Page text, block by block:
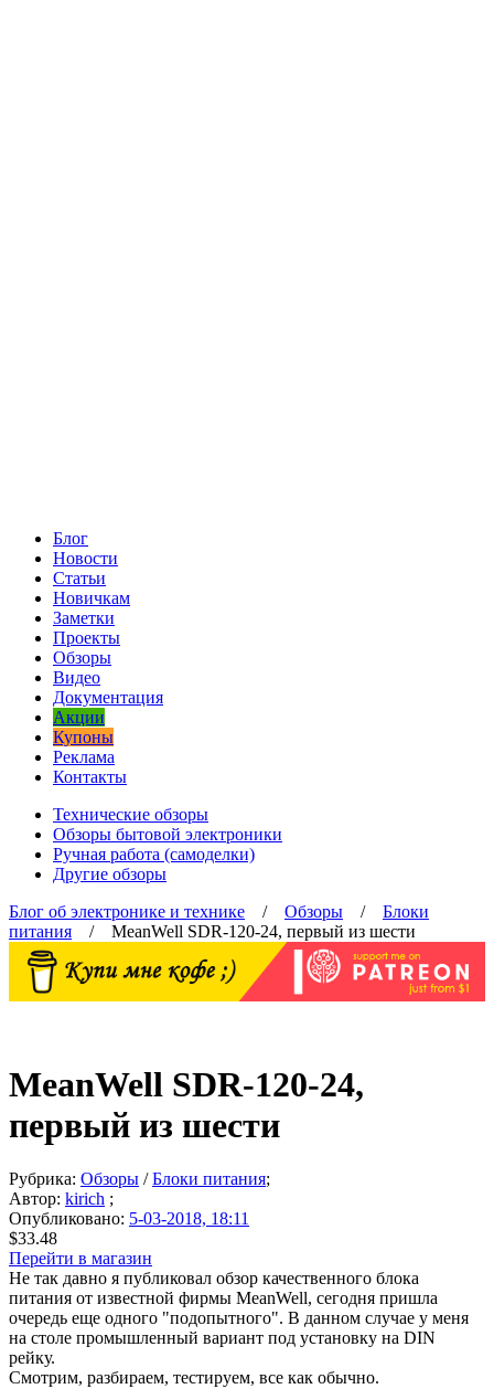
Блог
Новости
Статьи
Новичкам
Заметки
Проекты
Обзоры
Видео
Документация
Акции
Купоны
Реклама
Контакты
Технические обзоры
Обзоры бытовой электроники
Ручная работа (самоделки)
Другие обзоры
Блог об электронике и технике / Обзоры / Блоки
питания / MeanWell SDR-120-24, первый из шести
MeanWell SDR-120-24,
первый из шести
Рубрика: Обзоры /Блоки питания;
Автор: kirich ;
Опубликовано: 5-03-2018, 18:11
$33.48
Перейти в магазин
Не так давно я публиковал обзор качественного блока
питания от известной фирмы MeanWell, сегодня пришла
очередь еще одного "подопытного". В данном случае у меня
на столе промышленный вариант под установку на DIN
рейку.
Смотрим, разбираем, тестируем, все как обычно.